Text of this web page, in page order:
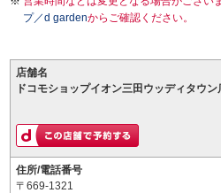
プ／d gardenからご確認ください。
店舗名
ドコモショップイオン三田ウッディタウン
住所/電話番号
〒669-1321